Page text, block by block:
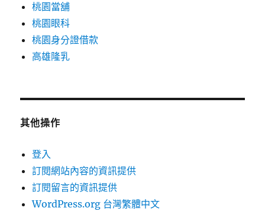
桃園當舖
桃園眼科
桃園身分證借款
高雄隆乳
其他操作
登入
訂閱網站內容的資訊提供
訂閱留言的資訊提供
WordPress.org 台灣繁體中文